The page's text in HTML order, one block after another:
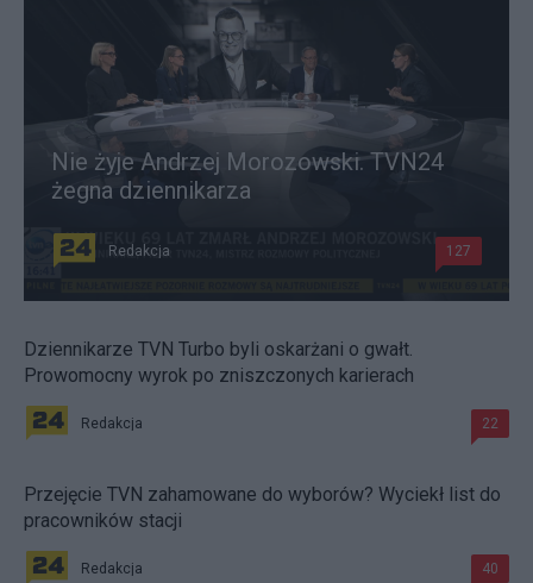
Nie żyje Andrzej Morozowski. TVN24
żegna dziennikarza
Redakcja 127
Dziennikarze TVN Turbo byli oskarżani o gwałt.
Prowomocny wyrok po zniszczonych karierach
Redakcja 22
Przejęcie TVN zahamowane do wyborów? Wyciekł list do
pracowników stacji
Redakcja 40